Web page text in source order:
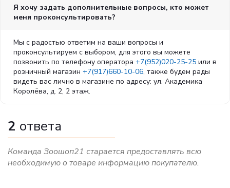
Я хочу задать дополнительные вопросы, кто может
меня проконсультировать?
Мы с радостью ответим на ваши вопросы и
проконсультируем с выбором, для этого вы можете
позвонить по телефону оператора +7(952)020-25-25 или в
розничный магазин +7(917)660-10-06, также будем рады
видеть вас лично в магазине по адресу: ул. Академика
Королёва, д. 2, 2 этаж.
2 ответа
Команда Зоошоп21 старается предоставлять всю
необходимую о товаре информацию покупателю.